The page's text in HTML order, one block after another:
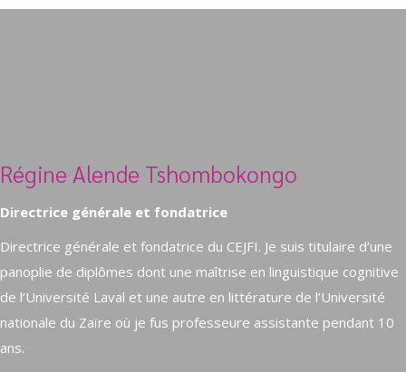
Régine Alende Tshombokongo
Directrice générale et fondatrice
Directrice générale et fondatrice du CEJFI. Je suis titulaire d’une
panoplie de diplômes dont une maîtrise en linguistique cognitive
de l’Université Laval et une autre en littérature de l’Université
nationale du Zaïre où je fus professeure assistante pendant 10
ans.